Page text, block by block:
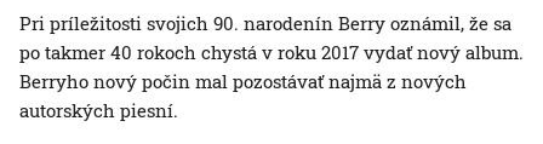
Pri príležitosti svojich 90. narodenín Berry oznámil, že sa
po takmer 40 rokoch chystá v roku 2017 vydať nový album.
Berryho nový počin mal pozostávať najmä z nových
autorských piesní.